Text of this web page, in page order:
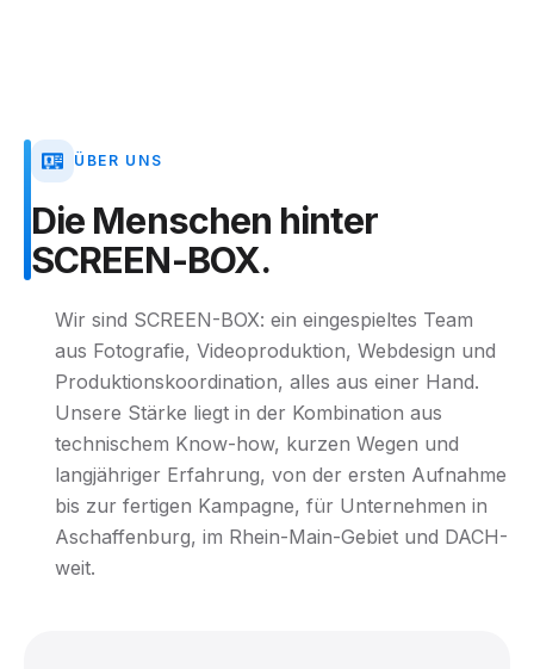
ÜBER UNS
Die Menschen hinter
SCREEN-BOX.
Wir sind SCREEN-BOX: ein eingespieltes Team
aus Fotografie, Videoproduktion, Webdesign und
Produktionskoordination, alles aus einer Hand.
Unsere Stärke liegt in der Kombination aus
technischem Know-how, kurzen Wegen und
langjähriger Erfahrung, von der ersten Aufnahme
bis zur fertigen Kampagne, für Unternehmen in
Aschaffenburg, im Rhein-Main-Gebiet und DACH-
weit.